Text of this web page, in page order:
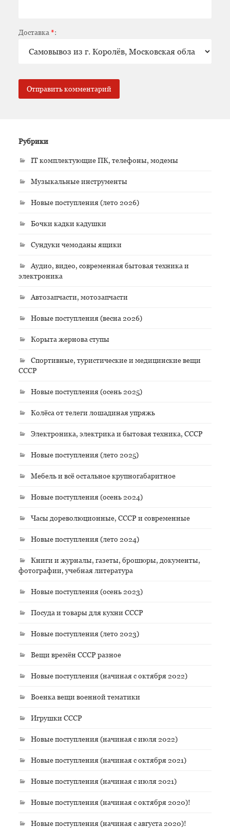
Доставка *:
Рубрики
IT комплектующие ПК, телефоны, модемы
Музыкальные инструменты
Новые поступления (лето 2026)
Бочки кадки кадушки
Сундуки чемоданы ящики
Аудио, видео, современная бытовая техника и
электроника
Автозапчасти, мотозапчасти
Новые поступления (весна 2026)
Корыта жернова ступы
Спортивные, туристические и медицинские вещи
СССР
Новые поступления (осень 2025)
Колёса от телеги лошадиная упряжь
Электроника, электрика и бытовая техника, СССР
Новые поступления (лето 2025)
Мебель и всё остальное крупногабаритное
Новые поступления (осень 2024)
Часы дореволюционные, СССР и современные
Новые поступления (лето 2024)
Книги и журналы, газеты, брошюры, документы,
фотографии, учебная литература
Новые поступления (осень 2023)
Посуда и товары для кухни СССР
Новые поступления (лето 2023)
Вещи времён СССР разное
Новые поступления (начиная с октября 2022)
Военка вещи военной тематики
Игрушки СССР
Новые поступления (начиная с июля 2022)
Новые поступления (начиная с октября 2021)
Новые поступления (начиная с июля 2021)
Новые поступления (начиная с октября 2020)!
Новые поступления (начиная с августа 2020)!